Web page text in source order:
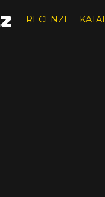
RECENZE